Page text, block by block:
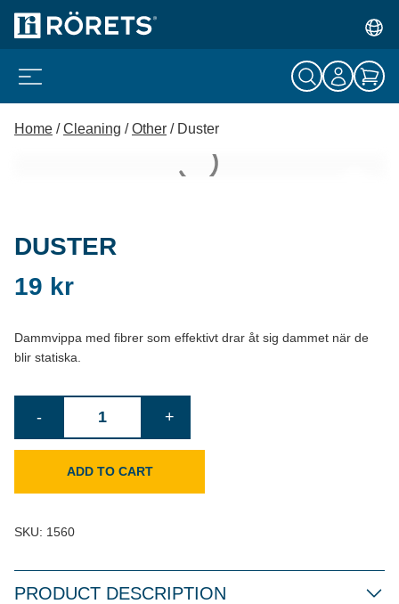
Home /Cleaning /Other / Duster
DUSTER
19 kr
Dammvippa med fibrer som effektivt drar åt sig dammet när de
blir statiska.
- +
ADD TO CART
SKU: 1560
PRODUCT DESCRIPTION